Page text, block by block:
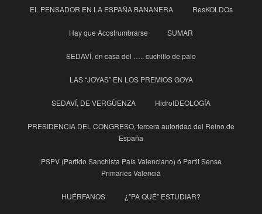
EL PENSADOR EN LA ESPAÑA BANANERA ResKOLDOs
Hay que Acostrumbrarse SUMAR
SEDAVÍ, en casa del ….. cuchillo de palo
LAS “JOYAS” EN LOS PREMIOS GOYA
SEDAVÍ, DE VERGÜENZA HidroIDEOLOGÍA
PRESIDENCIA DEL CONGRESO, tercera autoridad del Reino de
España
PSPV (Partido Sanchista País Valenciano) ó Partit Sense
Primaries Valenciá
HUÉRFANOS ¿”PA QUÉ” ESTUDIAR?